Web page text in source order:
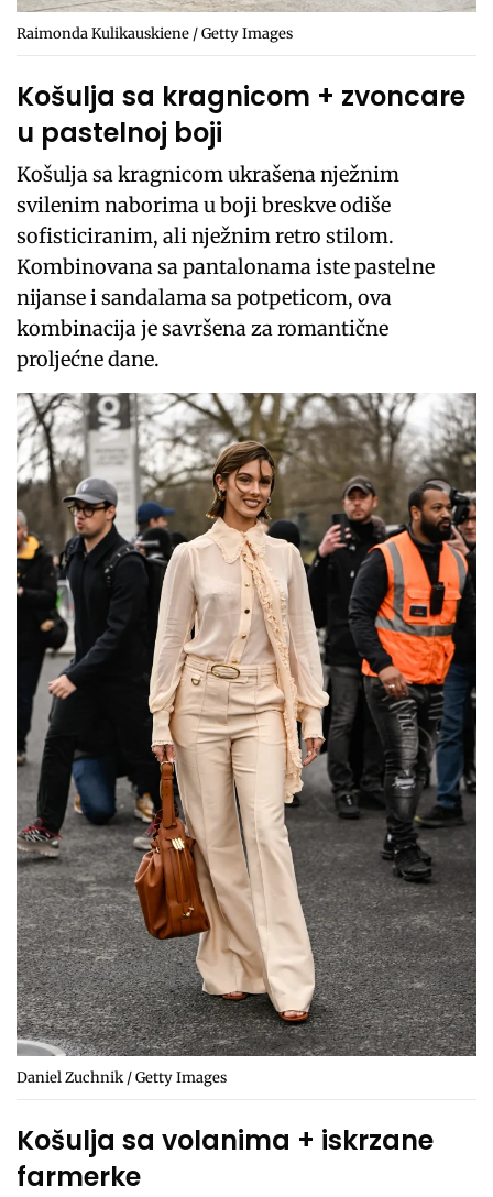
Raimonda Kulikauskiene / Getty Images
Košulja sa kragnicom + zvoncare
u pastelnoj boji
Košulja sa kragnicom ukrašena nježnim
svilenim naborima u boji breskve odiše
sofisticiranim, ali nježnim retro stilom.
Kombinovana sa pantalonama iste pastelne
nijanse i sandalama sa potpeticom, ova
kombinacija je savršena za romantične
proljećne dane.
Daniel Zuchnik / Getty Images
Košulja sa volanima + iskrzane
farmerke